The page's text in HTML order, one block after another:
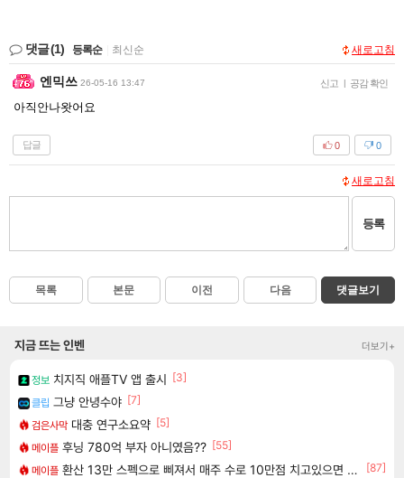
댓글(1) 등록순 최신순 새로고침
엔믹쓰 26-05-16 13:47 신고 | 공감 확인
아직안나왓어요
답글 0
0
새로고침
등록
목록 본문 이전 다음 댓글보기
지금 뜨는 인벤 더보기+
정보 치지직 애플TV 앱 출시 [3]
클립 그냥 안녕수야 [7]
검은사막 대충 연구소요약 [5]
메이플 후닝 780억 부자 아니였음?? [55]
메이플 환산 13만 스펙으로 삐져서 매주 수로 10만점 치고있으면 ㅋㅋ
[87]